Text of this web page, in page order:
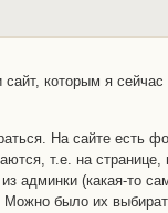
которым я
На сайте есть
т.е. на
админки (какая-то
было их